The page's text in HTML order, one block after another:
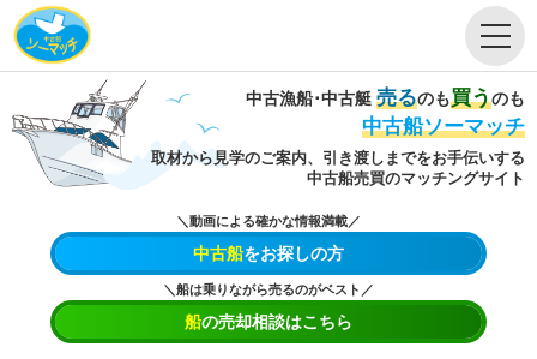
中古漁船･中古艇 売るのも買うのも
中古船ソーマッチ
取材から見学のご案内、 引き渡しまでをお手伝いする
中古船売買のマッチングサイト
＼動画による確かな情報満載／
中古船をお探しの方
＼船は乗りながら売るのがベスト／
船の売却相談はこちら